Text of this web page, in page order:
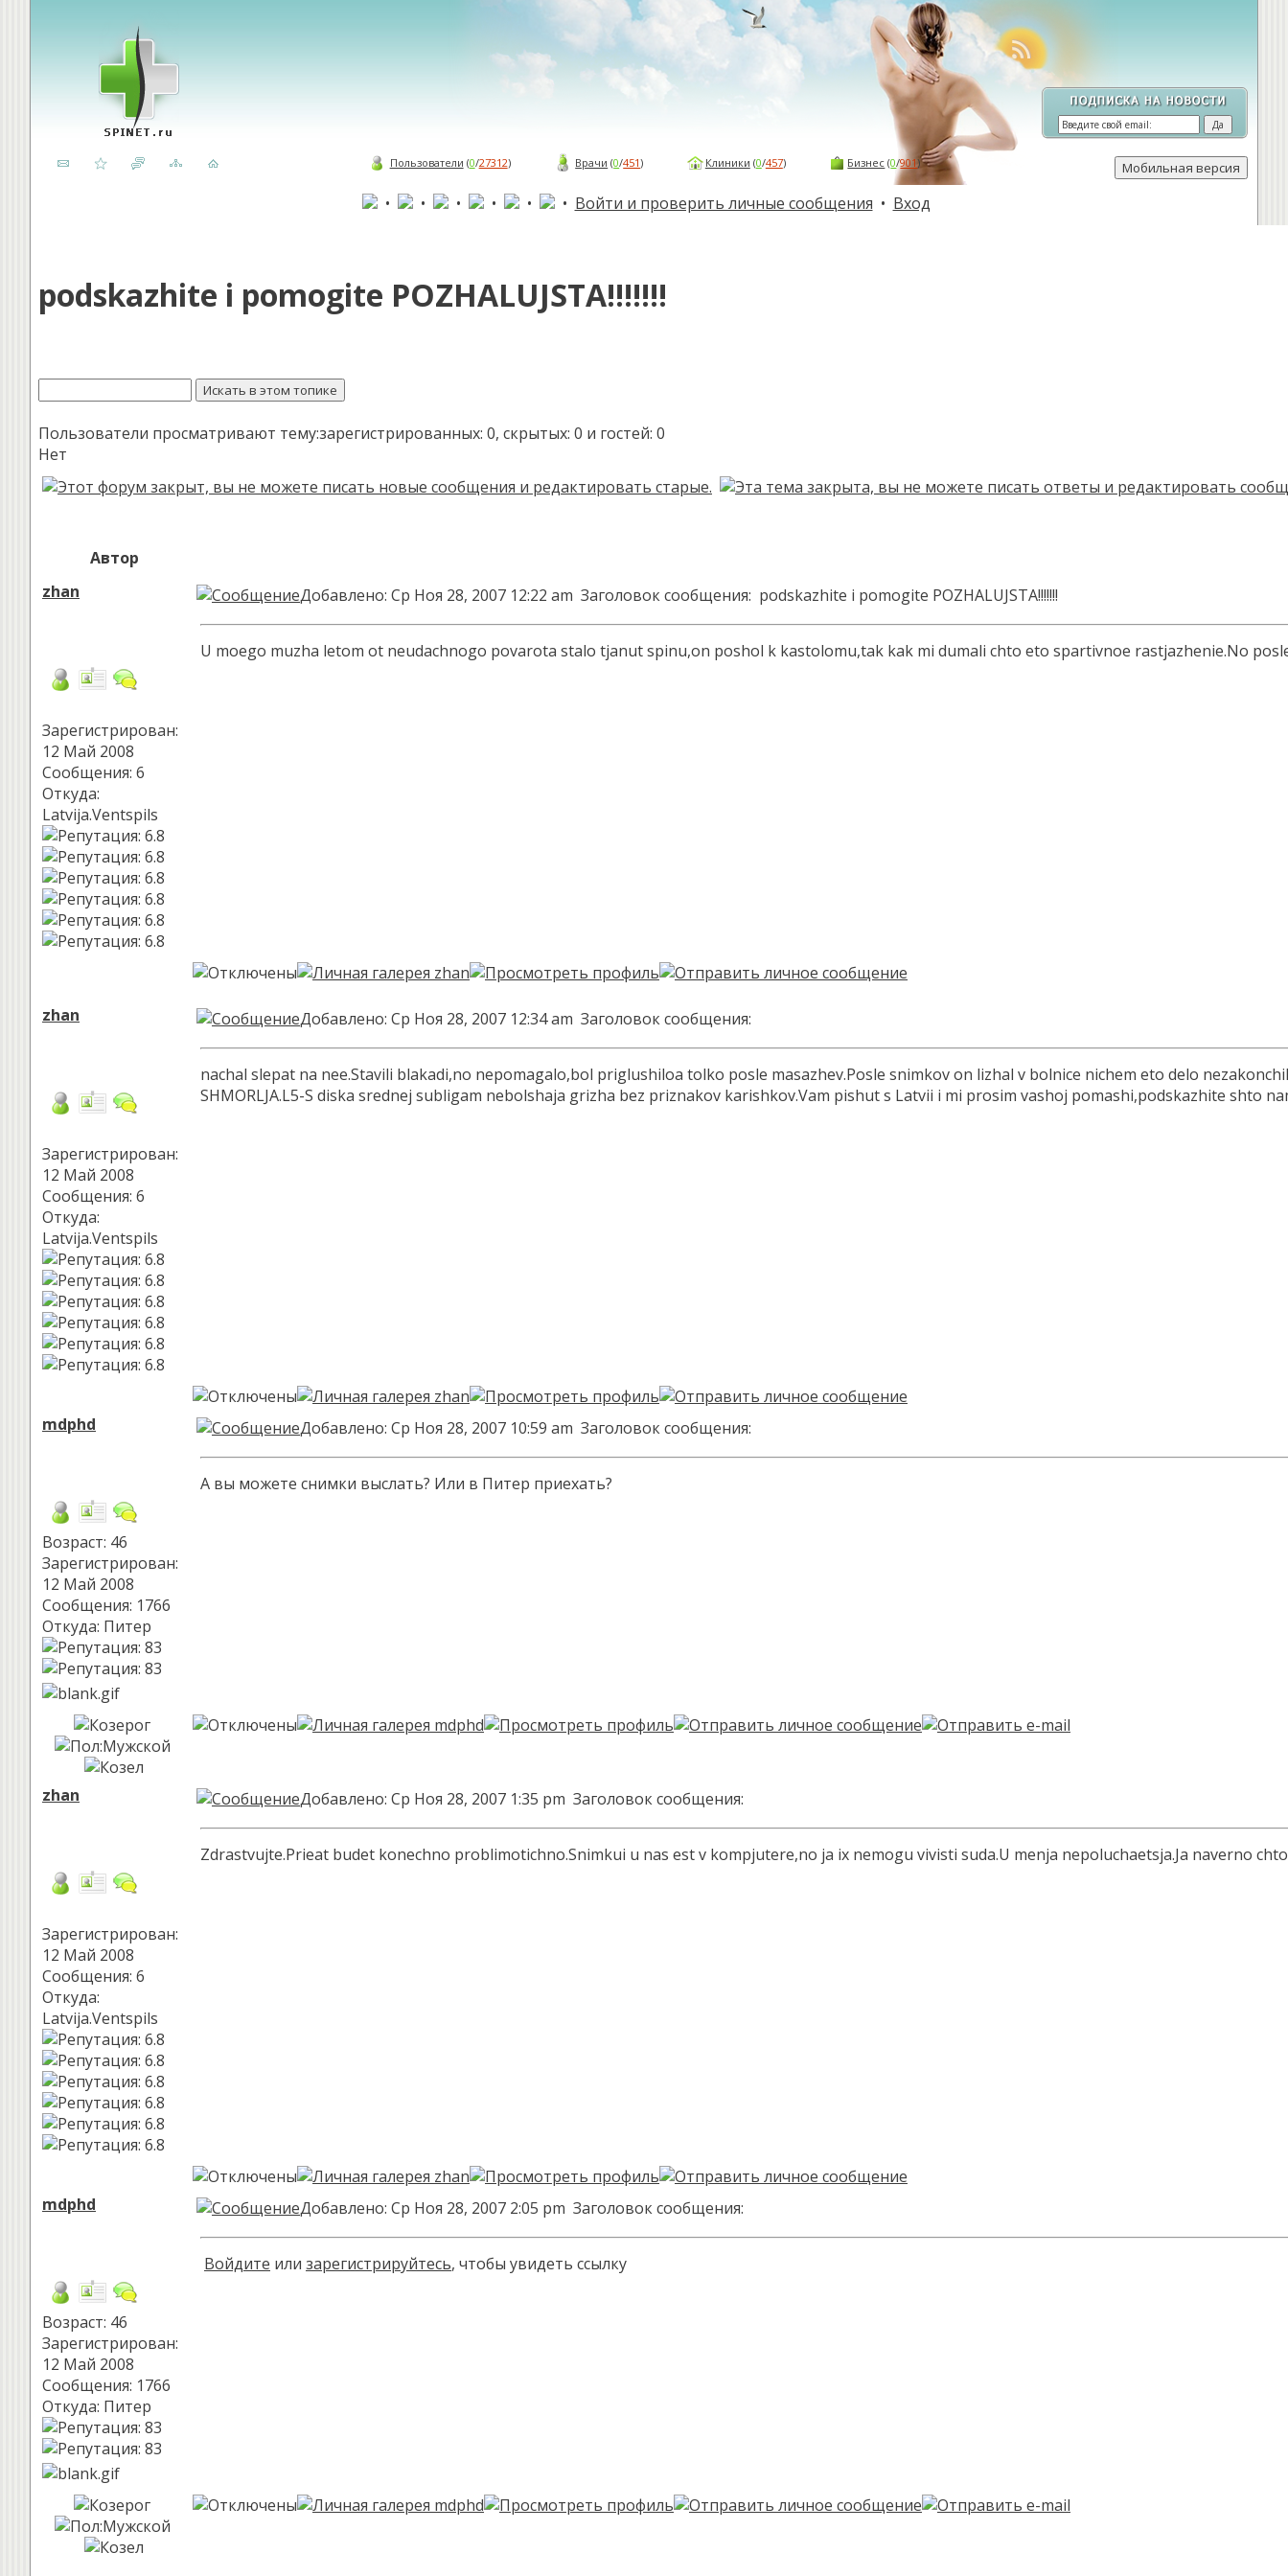
Пользователи (0/27312) Врачи (0/451) Клиники (0/457) Бизнес (0/901)
• • • • • • Войти и проверить личные сообщения • Вход
podskazhite i pomogite POZHALUJSTA!!!!!!!
Пользователи просматривают тему:зарегистрированных: 0, скрытых: 0 и гостей: 0
Нет
Автор
zhan
Зарегистрирован:
12 Май 2008
Сообщения: 6
Откуда:
Latvija.Ventspils
Добавлено: Ср Ноя 28, 2007 12:22 am Заголовок сообщения: podskazhite i pomogite POZHALUJSTA!!!!!!!
U moego muzha letom ot neudachnogo povarota stalo tjanut spinu,on poshol k kastolomu,tak kak mi dumali chto eto spartivnoe rastjazhenie.No
zhan
Зарегистрирован:
12 Май 2008
Сообщения: 6
Откуда:
Latvija.Ventspils
Добавлено: Ср Ноя 28, 2007 12:34 am Заголовок сообщения:
nachal slepat na nee.Stavili blakadi,no nepomagalo,bol priglushiloa tolko posle masazhev.Posle snimkov on lizhal v bolnice nichem eto delo
SHMORLJA.L5-S diska srednej subligam nebolshaja grizha bez priznakov karishkov.Vam pishut s Latvii i mi prosim vashoj pomashi,podskazhite
mdphd
Возраст: 46
Зарегистрирован:
12 Май 2008
Сообщения: 1766
Откуда: Питер
Добавлено: Ср Ноя 28, 2007 10:59 am Заголовок сообщения:
А вы можете снимки выслать? Или в Питер приехать?
zhan
Зарегистрирован:
12 Май 2008
Сообщения: 6
Откуда:
Latvija.Ventspils
Добавлено: Ср Ноя 28, 2007 1:35 pm Заголовок сообщения:
Zdrastvujte.Prieat budet konechno problimotichno.Snimkui u nas est v kompjutere,no ja ix nemogu vivisti suda.U menja nepoluchaetsja.Ja naverno
mdphd
Возраст: 46
Зарегистрирован:
12 Май 2008
Сообщения: 1766
Откуда: Питер
Добавлено: Ср Ноя 28, 2007 2:05 pm Заголовок сообщения:
Войдите или зарегистрируйтесь, чтобы увидеть ссылку